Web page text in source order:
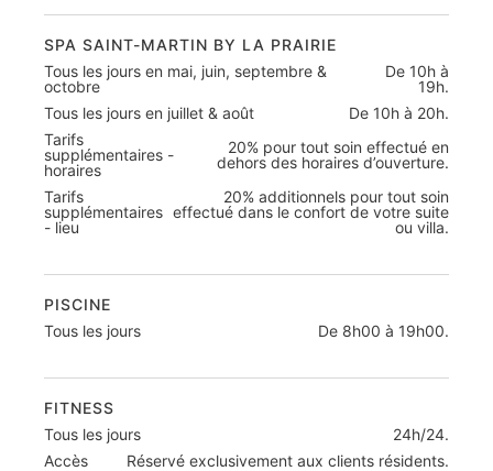
SPA SAINT-MARTIN BY LA PRAIRIE
Tous les jours en mai, juin, septembre &
octobre
De 10h à
19h.
Tous les jours en juillet & août
De 10h à 20h.
Tarifs
supplémentaires -
horaires
20% pour tout soin effectué en
dehors des horaires d’ouverture.
Tarifs
supplémentaires
- lieu
20% additionnels pour tout soin
effectué dans le confort de votre suite
ou villa.
PISCINE
Tous les jours
De 8h00 à 19h00.
FITNESS
Tous les jours
24h/24.
Accès
Réservé exclusivement aux clients résidents.